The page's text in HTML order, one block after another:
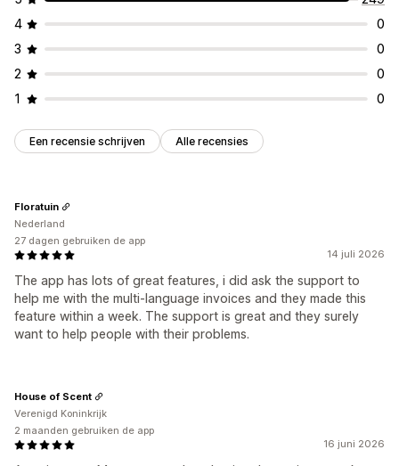
4
0
3
0
2
0
1
0
Een recensie schrijven Alle recensies
14 juli 2026
The app has lots of great features, i did ask the support to
help me with the multi-language invoices and they made this
feature within a week. The support is great and they surely
want to help people with their problems.
Floratuin
Nederland
27 dagen gebruiken de app
16 juni 2026
House of Scent
Verenigd Koninkrijk
2 maanden gebruiken de app